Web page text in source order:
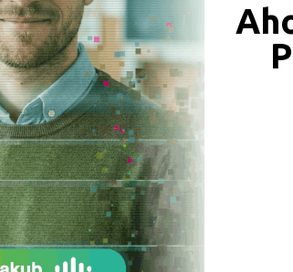
JSME TAM, KDE
Naše projekty